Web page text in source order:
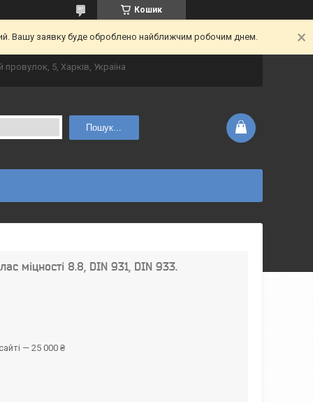
Кошик
Вашу заявку буде оброблено найближчим робочим днем.
провулок, 5, Харків, Україна
Пошук...
міцності 8.8, DIN 931, DIN 933.
— 25 000 ₴